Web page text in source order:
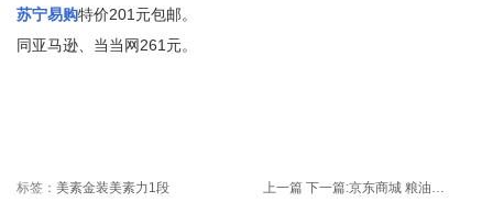
苏宁易购特价201元包邮。
同亚马逊、当当网261元。
标签： 美素金装美素力1段 上一篇 下一篇: 京东商城 粮油调味专场 满5免1